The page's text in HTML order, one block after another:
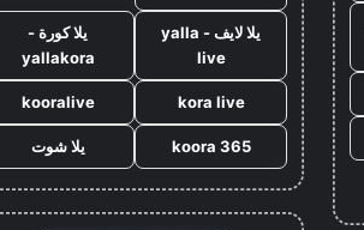
يلا لايف - yalla
live
يلا كورة -
yallakora
kora live
kooralive
koora 365 يلا شوت